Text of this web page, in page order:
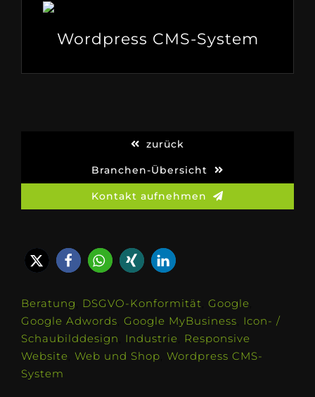
Wordpress CMS-System
zurück
Branchen-Übersicht
Kontakt aufnehmen
Beratung DSGVO-Konformität Google
Google Adwords Google MyBusiness Icon- /
Schaubilddesign
Industrie Responsive
Website Web und Shop Wordpress CMS-
System